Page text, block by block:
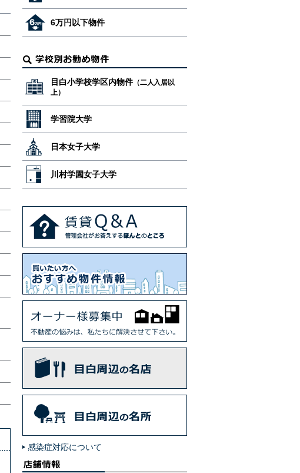
6万円以下物件
目白小学校学区内物件（二人入居以
上）
学習院大学
日本女子大学
川村学園女子大学
感染症対応について